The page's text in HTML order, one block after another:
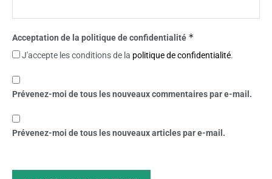
Acceptation de la politique de confidentialité *
J'accepte les conditions de la politique de confidentialité.
Prévenez-moi de tous les nouveaux commentaires par e-mail.
Prévenez-moi de tous les nouveaux articles par e-mail.